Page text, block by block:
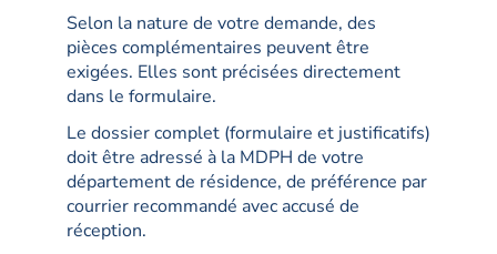
Selon la nature de votre demande, des
pièces complémentaires peuvent être
exigées. Elles sont précisées directement
dans le formulaire.
Le dossier complet (formulaire et justificatifs)
doit être adressé à la MDPH de votre
département de résidence, de préférence par
courrier recommandé avec accusé de
réception.